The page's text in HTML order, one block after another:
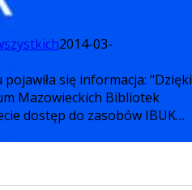
2014-03-
się informacja: "Dzięki
Mazowieckich Bibliotek
dostęp do zasobów IBUK…